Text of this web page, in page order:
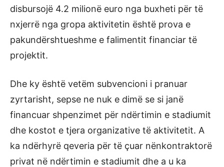
disbursojë 4.2 milionë euro nga buxheti për të
nxjerrë nga gropa aktivitetin është prova e
pakundërshtueshme e falimentit financiar të
projektit.
Dhe ky është vetëm subvencioni i pranuar
zyrtarisht, sepse ne nuk e dimë se si janë
financuar shpenzimet për ndërtimin e stadiumit
dhe kostot e tjera organizative të aktivitetit. A
ka ndërhyrë qeveria për të çuar nënkontraktorë
privat në ndërtimin e stadiumit dhe a u ka